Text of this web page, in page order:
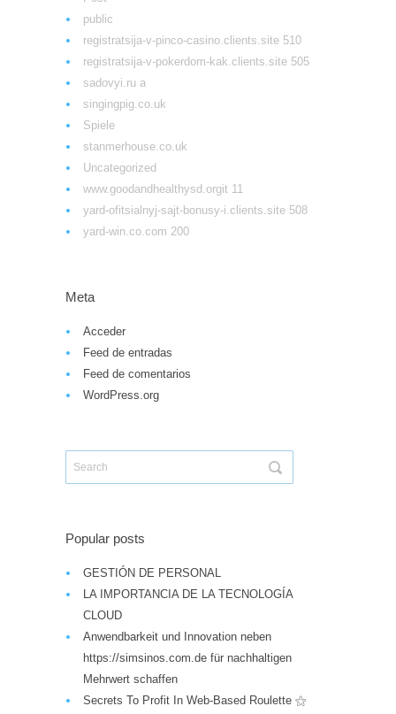
public
registratsija-v-pinco-casino.clients.site 510
registratsija-v-pokerdom-kak.clients.site 505
sadovyi.ru a
singingpig.co.uk
Spiele
stanmerhouse.co.uk
Uncategorized
www.goodandhealthysd.orgit 11
yard-ofitsialnyj-sajt-bonusy-i.clients.site 508
yard-win.co.com 200
Meta
Acceder
Feed de entradas
Feed de comentarios
WordPress.org
Popular posts
GESTIÓN DE PERSONAL
LA IMPORTANCIA DE LA TECNOLOGÍA
CLOUD
Anwendbarkeit und Innovation neben
https://simsinos.com.de für nachhaltigen
Mehrwert schaffen
Secrets To Profit In Web-Based Roulette ⚝